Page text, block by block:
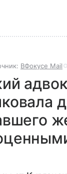
ВФокусе Mail